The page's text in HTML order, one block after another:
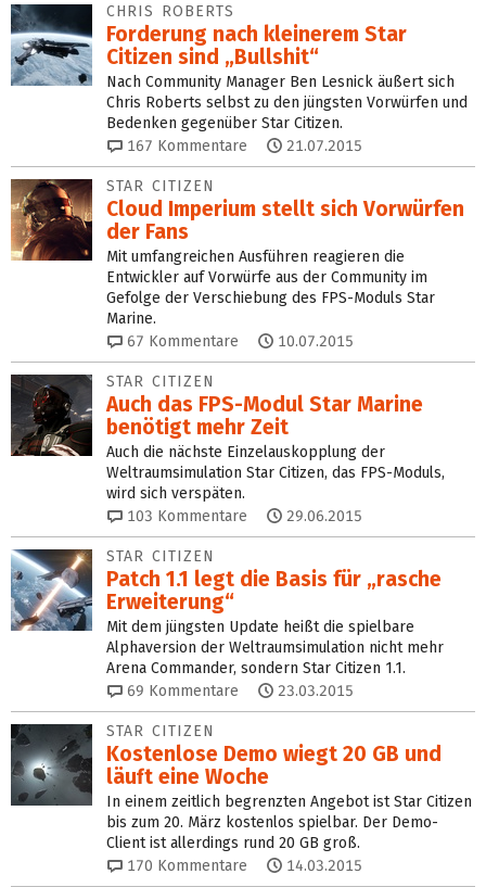
CHRIS ROBERTS
Forderung nach kleinerem Star
Citizen sind „Bullshit“
Nach Community Manager Ben Lesnick äußert sich
Chris Roberts selbst zu den jüngsten Vorwürfen und
Bedenken gegenüber Star Citizen.
167 Kommentare 21.07.2015
STAR CITIZEN
Cloud Imperium stellt sich Vorwürfen
der Fans
Mit umfangreichen Ausführen reagieren die
Entwickler auf Vorwürfe aus der Community im
Gefolge der Verschiebung des FPS-Moduls Star
Marine.
67 Kommentare 10.07.2015
STAR CITIZEN
Auch das FPS-Modul Star Marine
benötigt mehr Zeit
Auch die nächste Einzelauskopplung der
Weltraumsimulation Star Citizen, das FPS-Moduls,
wird sich verspäten.
103 Kommentare 29.06.2015
STAR CITIZEN
Patch 1.1 legt die Basis für „rasche
Erweiterung“
Mit dem jüngsten Update heißt die spielbare
Alphaversion der Weltraumsimulation nicht mehr
Arena Commander, sondern Star Citizen 1.1.
69 Kommentare 23.03.2015
STAR CITIZEN
Kostenlose Demo wiegt 20 GB und
läuft eine Woche
In einem zeitlich begrenzten Angebot ist Star Citizen
bis zum 20. März kostenlos spielbar. Der Demo-
Client ist allerdings rund 20 GB groß.
170 Kommentare 14.03.2015